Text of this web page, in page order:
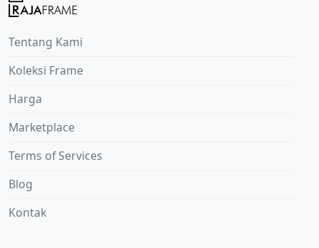
Tentang Kami
Koleksi Frame
Harga
Marketplace
Terms of Services
Blog
Kontak